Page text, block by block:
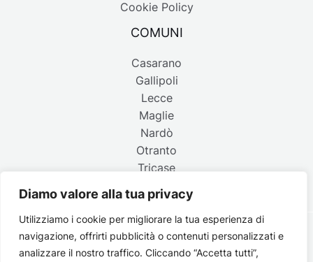
Diamo valore alla tua privacy
Utilizziamo i cookie per migliorare la tua esperienza di
navigazione, offrirti pubblicità o contenuti personalizzati e
analizzare il nostro traffico. Cliccando “Accetta tutti”,
Cookie Policy
COMUNI
Casarano
Gallipoli
Lecce
Maglie
Nardò
Otranto
Tricase
Copyright © 2026 Belpaese | Periodico d'informazione del